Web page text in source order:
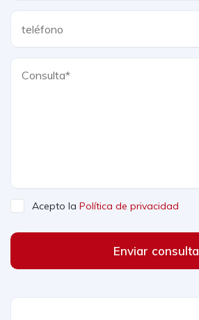
Acepto la Política de privacidad
Enviar consulta